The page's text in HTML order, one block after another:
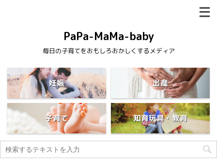
PaPa-MaMa-baby
毎日の子育てをおもしろおかしくするメディア
妊娠 出産
子育て 知育玩具・教育